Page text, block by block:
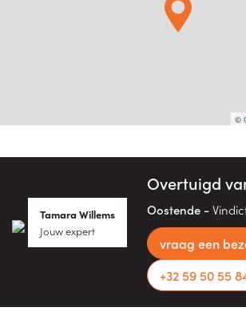
©
Tamara Willems
Jouw expert
Overtuigd
Oostende -
vraag een
+32 59 50 55